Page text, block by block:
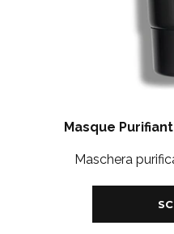
Masque
Maschera